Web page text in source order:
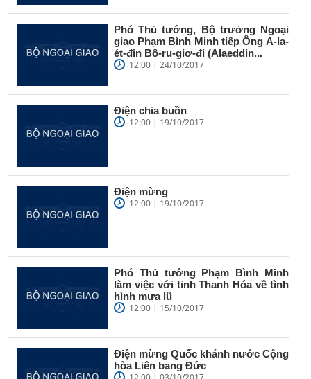
Phó Thủ tướng, Bộ trưởng Ngoại
giao Phạm Bình Minh tiếp Ông A-la-
ét-đin Bô-ru-giơ-đi (Alaeddin...
12:00 | 24/10/2017
Điện chia buồn
12:00 | 19/10/2017
Điện mừng
12:00 | 19/10/2017
Phó Thủ tướng Phạm Bình Minh
làm việc với tỉnh Thanh Hóa về tình
hình mưa lũ
12:00 | 15/10/2017
Điện mừng Quốc khánh nước Cộng
hòa Liên bang Đức